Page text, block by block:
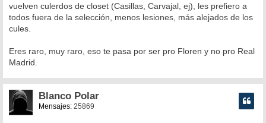
vuelven culerdos de closet (Casillas, Carvajal, ej), les prefiero a
todos fuera de la selección, menos lesiones, más alejados de los
cules.
Eres raro, muy raro, eso te pasa por ser pro Floren y no pro Real
Madrid.
Blanco Polar
Mensajes: 25869